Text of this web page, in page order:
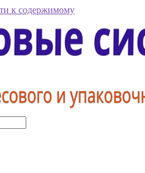
к содержимому